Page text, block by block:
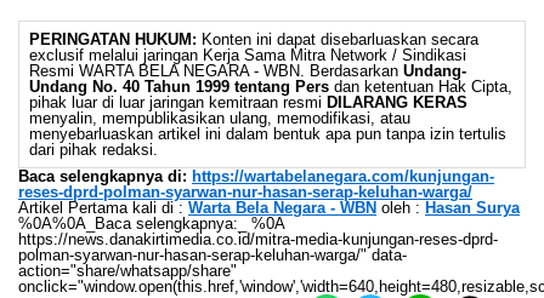
PERINGATAN HUKUM: Konten ini dapat disebarluaskan secara
exclusif melalui jaringan Kerja Sama Mitra Network / Sindikasi
Resmi WARTA BELA NEGARA - WBN. Berdasarkan Undang-
Undang No. 40 Tahun 1999 tentang Pers dan ketentuan Hak Cipta,
pihak luar di luar jaringan kemitraan resmi DILARANG KERAS
menyalin, mempublikasikan ulang, memodifikasi, atau
menyebarluaskan artikel ini dalam bentuk apa pun tanpa izin tertulis
dari pihak redaksi.
Baca selengkapnya di: https://wartabelanegara.com/kunjungan-
reses-dprd-polman-syarwan-nur-hasan-serap-keluhan-warga/
Artikel Pertama kali di : Warta Bela Negara - WBN oleh : Hasan Surya
%0A%0A_Baca selengkapnya:_ %0A
https://news.danakirtimedia.co.id/mitra-media-kunjungan-reses-dprd-
polman-syarwan-nur-hasan-serap-keluhan-warga/" data-
action="share/whatsapp/share"